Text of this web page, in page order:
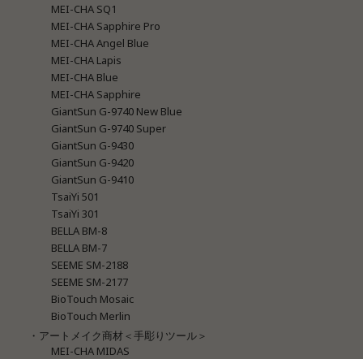
MEI-CHA SQ1
MEI-CHA Sapphire Pro
MEI-CHA Angel Blue
MEI-CHA Lapis
MEI-CHA Blue
MEI-CHA Sapphire
GiantSun G-9740 New Blue
GiantSun G-9740 Super
GiantSun G-9430
GiantSun G-9420
GiantSun G-9410
TsaiYi 501
TsaiYi 301
BELLA BM-8
BELLA BM-7
SEEME SM-2188
SEEME SM-2177
BioTouch Mosaic
BioTouch Merlin
・アートメイク商材＜手彫りツール＞
MEI-CHA MIDAS